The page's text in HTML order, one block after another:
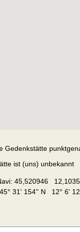
Gedenkstätte
ist (uns) unbekannt
45,520946
31' 154'' N 12° 6'